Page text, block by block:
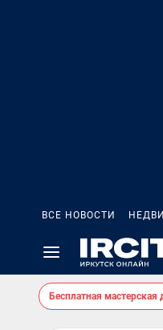
ВСЕ НОВОСТИ
Бесплатная